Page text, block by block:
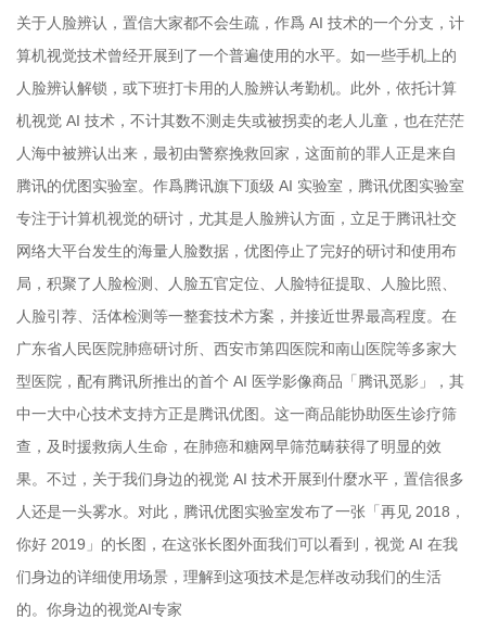
关于人脸辨认，置信大家都不会生疏，作爲 AI 技术的一个分支，计
算机视觉技术曾经开展到了一个普遍使用的水平。如一些手机上的
人脸辨认解锁，或下班打卡用的人脸辨认考勤机。此外，依托计算
机视觉 AI 技术，不计其数不测走失或被拐卖的老人儿童，也在茫茫
人海中被辨认出来，最初由警察挽救回家，这面前的罪人正是来自
腾讯的优图实验室。作爲腾讯旗下顶级 AI 实验室，腾讯优图实验室
专注于计算机视觉的研讨，尤其是人脸辨认方面，立足于腾讯社交
网络大平台发生的海量人脸数据，优图停止了完好的研讨和使用布
局，积聚了人脸检测、人脸五官定位、人脸特征提取、人脸比照、
人脸引荐、活体检测等一整套技术方案，并接近世界最高程度。在
广东省人民医院肺癌研讨所、西安市第四医院和南山医院等多家大
型医院，配有腾讯所推出的首个 AI 医学影像商品「腾讯觅影」，其
中一大中心技术支持方正是腾讯优图。这一商品能协助医生诊疗筛
查，及时援救病人生命，在肺癌和糖网早筛范畴获得了明显的效
果。不过，关于我们身边的视觉 AI 技术开展到什麼水平，置信很多
人还是一头雾水。对此，腾讯优图实验室发布了一张「再见 2018，
你好 2019」的长图，在这张长图外面我们可以看到，视觉 AI 在我
们身边的详细使用场景，理解到这项技术是怎样改动我们的生活
的。你身边的视觉AI专家